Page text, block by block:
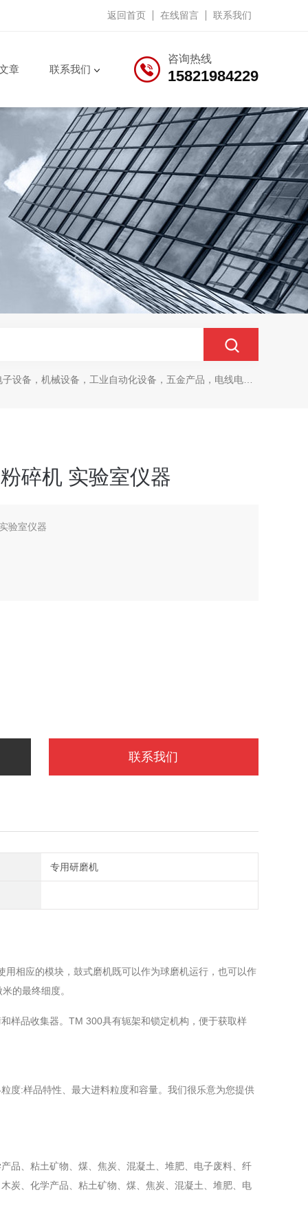
返回首页 在线留言 联系我们
咨询热线
15821984229
章 联系我们
备，机械设备，工业自动化设备，五金产品，电线电缆，金属材料，电子
碎机 实验室仪器
验室仪器
联系我们
专用研磨机
相应的模块，鼓式磨机既可以作为球磨机运行，也可以作
的最终细度。
样品收集器。TM 300具有轭架和锁定机构，便于获取样
度:样品特性、最大进料粒度和容量。我们很乐意为您提供
品、粘土矿物、煤、焦炭、混凝土、堆肥、电子废料、纤
炭、化学产品、粘土矿物、煤、焦炭、混凝土、堆肥、电